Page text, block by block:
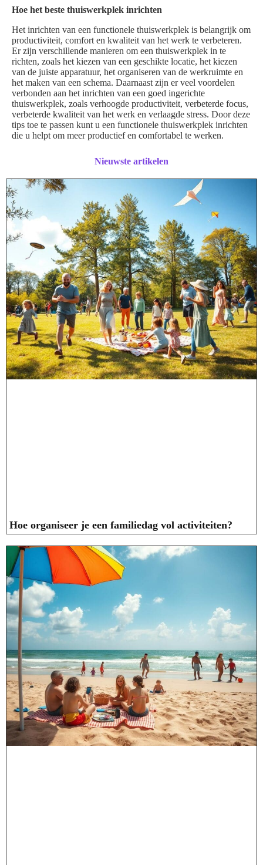
Hoe het beste thuiswerkplek inrichten
Het inrichten van een functionele thuiswerkplek is belangrijk om
productiviteit, comfort en kwaliteit van het werk te verbeteren.
Er zijn verschillende manieren om een thuiswerkplek in te
richten, zoals het kiezen van een geschikte locatie, het kiezen
van de juiste apparatuur, het organiseren van de werkruimte en
het maken van een schema. Daarnaast zijn er veel voordelen
verbonden aan het inrichten van een goed ingerichte
thuiswerkplek, zoals verhoogde productiviteit, verbeterde focus,
verbeterde kwaliteit van het werk en verlaagde stress. Door deze
tips toe te passen kunt u een functionele thuiswerkplek inrichten
die u helpt om meer productief en comfortabel te werken.
Nieuwste artikelen
Hoe organiseer je een familiedag vol activiteiten?